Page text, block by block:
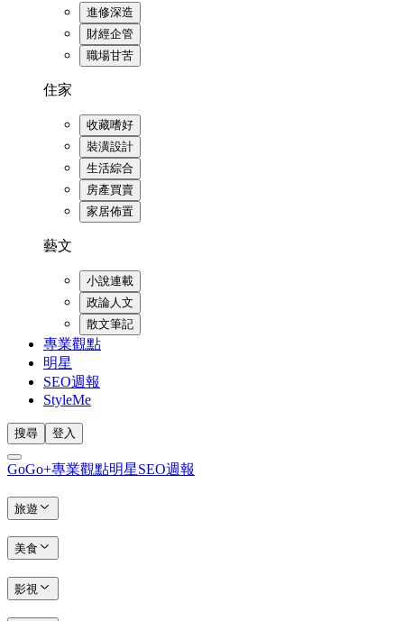
進修深造
財經企管
職場甘苦
住家
收藏嗜好
裝潢設計
生活綜合
房產買賣
家居佈置
藝文
小說連載
政論人文
散文筆記
專業觀點
明星
SEO週報
StyleMe
搜尋 登入
GoGo+專業觀點明星SEO週報
旅遊
美食
影視